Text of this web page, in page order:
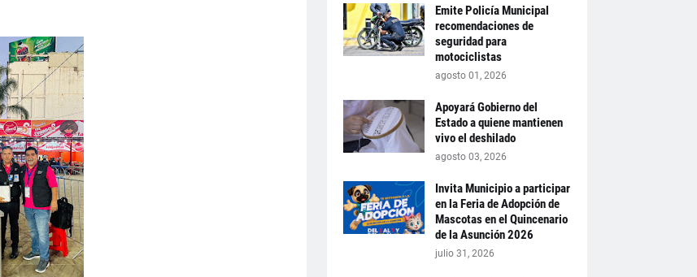
Emite Policía Municipal
recomendaciones de
seguridad para
motociclistas
agosto 01, 2026
Apoyará Gobierno del
Estado a quiene mantienen
vivo el deshilado
agosto 03, 2026
Invita Municipio a participar
en la Feria de Adopción de
Mascotas en el Quincenario
de la Asunción 2026
julio 31, 2026